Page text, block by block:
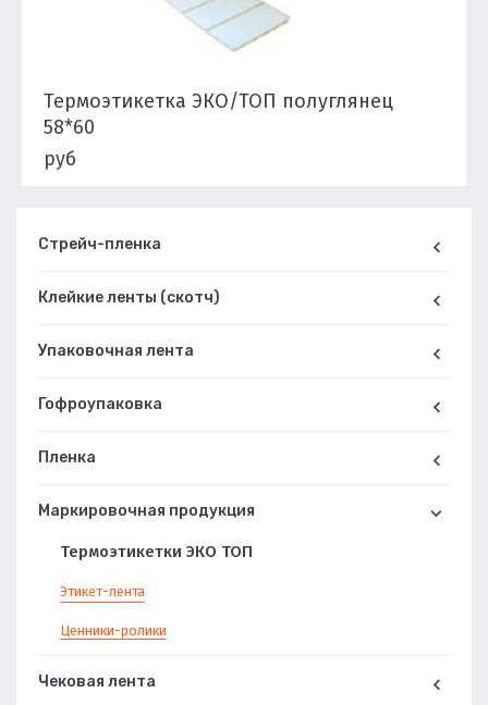
Стрейч-пленка
Клейкие ленты (скотч)
Упаковочная лента
Гофроупаковка
Пленка
Маркировочная продукция
Термоэтикетки ЭКО ТОП
Этикет-лента
Ценники-ролики
Чековая лента
Термоэтикетка ЭКО/ТОП полуглянец
58*60
руб
Подробнее